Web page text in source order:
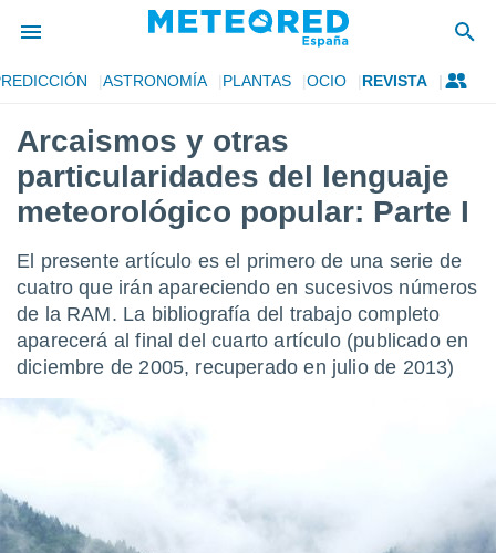
de
por
para
la
calidad.
a este
las
y
permite
ASTRONOMÍA PLANTAS OCIO REVISTA
Arcaismos y otras
particularidades del lenguaje
meteorológico popular: Parte I
El presente artículo es el primero de una serie de
cuatro que irán apareciendo en sucesivos números
de la RAM. La bibliografía del trabajo completo
aparecerá al final del cuarto artículo (publicado en
diciembre de 2005, recuperado en julio de 2013)